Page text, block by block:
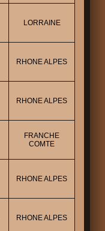
LORRAINE
RHONE ALPES
RHONE ALPES
FRANCHE
COMTE
RHONE ALPES
RHONE ALPES